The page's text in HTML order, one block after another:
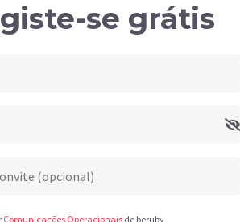
se grátis
Comunicações Operacionais de beruby